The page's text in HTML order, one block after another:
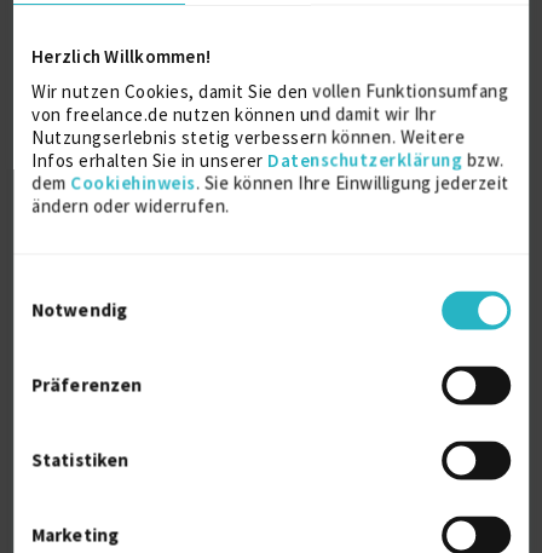
Herzlich Willkommen!
Wir nutzen Cookies, damit Sie den vollen Funktionsumfang
von freelance.de nutzen können und damit wir Ihr
Nutzungserlebnis stetig verbessern können. Weitere
Infos erhalten Sie in unserer Datenschutzerklärung bzw.
dem Cookiehinweis. Sie können Ihre Einwilligung jederzeit
ändern oder widerrufen.
Notwendig
Präferenzen
Statistiken
Marketing
CATIA Siemens-NX
Verfügbarkeit einsehen
0
Referenzen
auf Anfrage
D-21465 Wentorf bei Hamburg
Fachartikel